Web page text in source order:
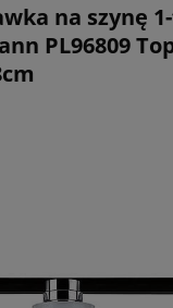
na szynę
PL96809